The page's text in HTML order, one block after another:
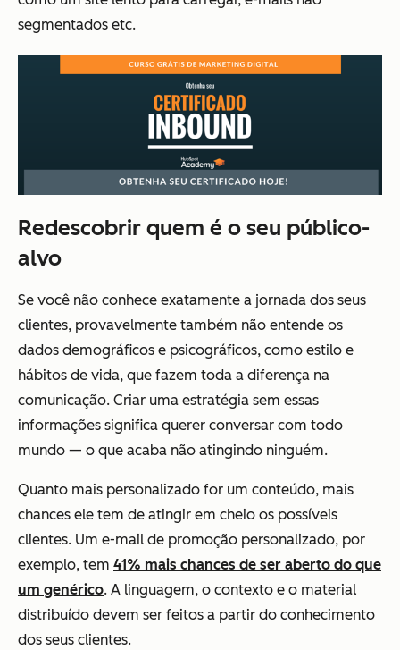
segmentados etc.
Redescobrir quem é o seu público-
alvo
Se você não conhece exatamente a jornada dos seus
clientes, provavelmente também não entende os
dados demográficos e psicográficos, como estilo e
hábitos de vida, que fazem toda a diferença na
comunicação. Criar uma estratégia sem essas
informações significa querer conversar com todo
mundo — o que acaba não atingindo ninguém.
Quanto mais personalizado for um conteúdo, mais
chances ele tem de atingir em cheio os possíveis
clientes. Um e-mail de promoção personalizado, por
exemplo, tem 41% mais chances de ser aberto do que
um genérico. A linguagem, o contexto e o material
distribuído devem ser feitos a partir do conhecimento
dos seus clientes.